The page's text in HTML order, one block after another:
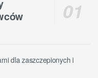
dla zaszczepionych i